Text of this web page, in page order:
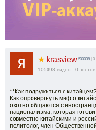
★ krasview 500038 | 0
105098 видео 0 постов
**Как подружиться с
Как опровергнуть миф о
охотно общаются с
национализма, которая
совместно китайскими и
политолог, член